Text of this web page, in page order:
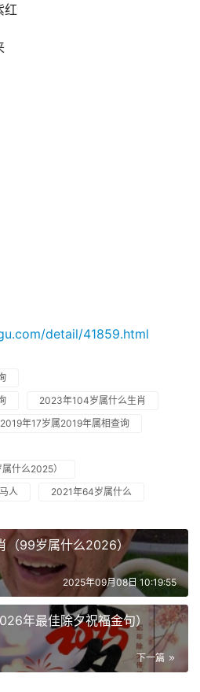
红
detail/41859.html
2023年104岁属什么生肖
2019年17岁属2019年属相查询
什么2025）
马人 2021年64岁属什么
（99岁属什么2026）
2025年09月08日 10:19:55
年最佳除夕祝福金句）
下一篇